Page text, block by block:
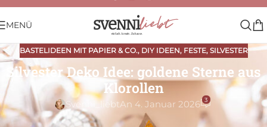
MENÜ
BASTELIDEEN MIT PAPIER & CO., DIY IDEEN, FESTE, SILVESTER
Silvester Deko Idee: goldene Sterne aus
Klorollen
Svenni_liebtAn 4. Januar 2026 3
Aus Klorollen kannst du ganz einfach
goldene Sterne für